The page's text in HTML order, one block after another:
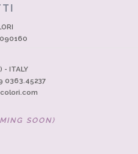
- ITALY
0363.45237
SOON)